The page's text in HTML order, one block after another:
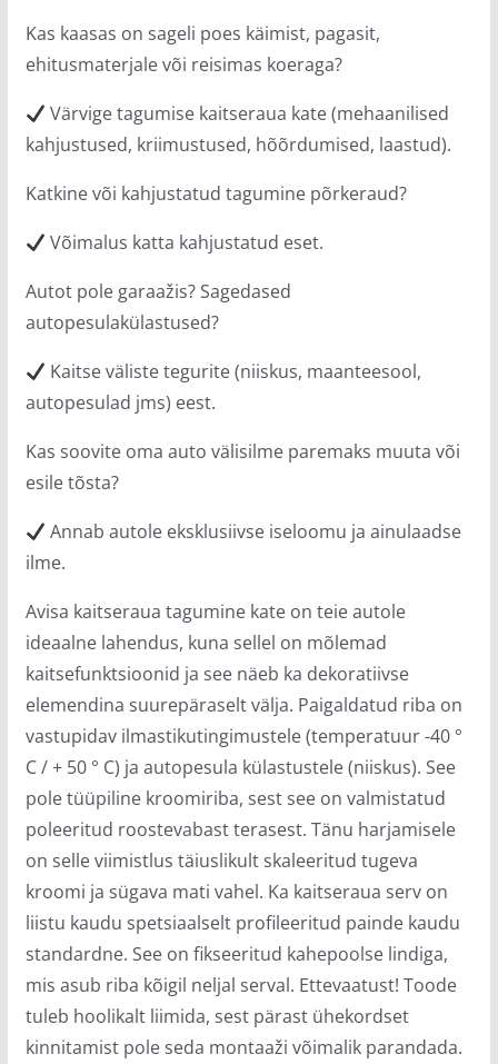
Kas kaasas on sageli poes käimist, pagasit,
ehitusmaterjale või reisimas koeraga?
Värvige tagumise kaitseraua kate (mehaanilised
kahjustused, kriimustused, hõõrdumised, laastud).
Katkine või kahjustatud tagumine põrkeraud?
Võimalus katta kahjustatud eset.
Autot pole garaažis? Sagedased
autopesulakülastused?
Kaitse väliste tegurite (niiskus, maanteesool,
autopesulad jms) eest.
Kas soovite oma auto välisilme paremaks muuta või
esile tõsta?
Annab autole eksklusiivse iseloomu ja ainulaadse
ilme.
Avisa kaitseraua tagumine kate on teie autole
ideaalne lahendus, kuna sellel on mõlemad
kaitsefunktsioonid ja see näeb ka dekoratiivse
elemendina suurepäraselt välja. Paigaldatud riba on
vastupidav ilmastikutingimustele (temperatuur -40 °
C / + 50 ° C) ja autopesula külastustele (niiskus). See
pole tüüpiline kroomiriba, sest see on valmistatud
poleeritud roostevabast terasest. Tänu harjamisele
on selle viimistlus täiuslikult skaleeritud tugeva
kroomi ja sügava mati vahel. Ka kaitseraua serv on
liistu kaudu spetsiaalselt profileeritud painde kaudu
standardne. See on fikseeritud kahepoolse lindiga,
mis asub riba kõigil neljal serval. Ettevaatust! Toode
tuleb hoolikalt liimida, sest pärast ühekordset
kinnitamist pole seda montaaži võimalik parandada.